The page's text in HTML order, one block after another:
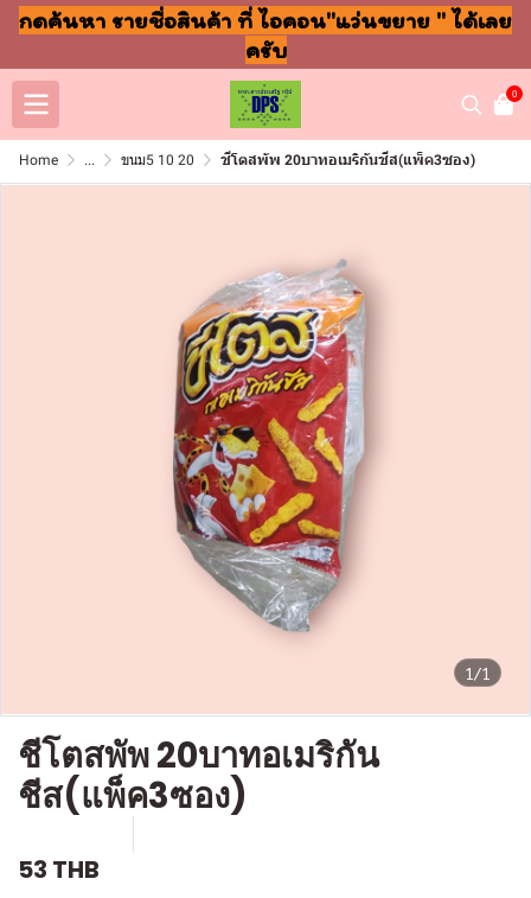
กดค้นหา รายชื่อสินค้า ที่ ไอคอน"แว่นขยาย " ได้เลย
ครับ
0
Home ... ขนม5 10 20 ชีโตสพัพ 20บาทอเมริกันชีส(แพ็ค3ซอง)
1/1
ชีโตสพัพ 20บาทอเมริกัน
ชีส(แพ็ค3ซอง)
53 THB